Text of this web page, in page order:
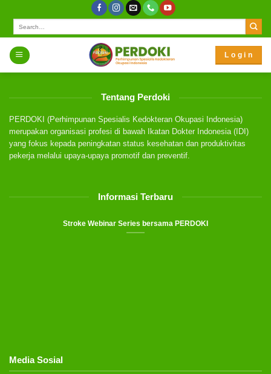
content
L o g i n
Tentang Perdoki
PERDOKI (Perhimpunan Spesialis Kedokteran Okupasi Indonesia)
merupakan organisasi profesi di bawah Ikatan Dokter Indonesia (IDI)
yang fokus kepada peningkatan status kesehatan dan produktivitas
pekerja melalui upaya-upaya promotif dan preventif.
Informasi Terbaru
Stroke Webinar Series bersama PERDOKI
Media Sosial